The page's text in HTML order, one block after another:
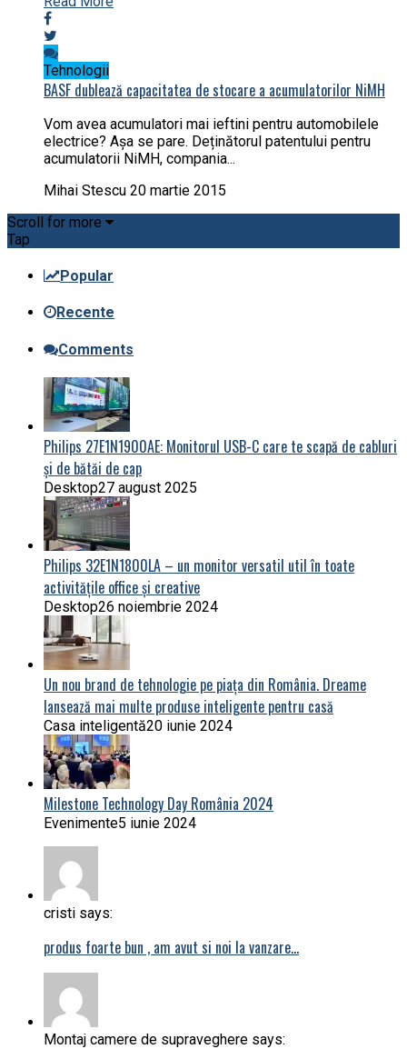
Tehnologii
BASF dublează capacitatea de stocare a acumulatorilor NiMH
Vom avea acumulatori mai ieftini pentru automobilele
electrice? Așa se pare. Deținătorul patentului pentru
acumulatorii NiMH, compania...
Mihai Stescu 20 martie 2015
Scroll for more
Tap
Popular
Recente
Comments
Philips 27E1N1900AE: Monitorul USB-C care te scapă de cabluri
și de bătăi de cap
Desktop27 august 2025
Philips 32E1N1800LA – un monitor versatil util în toate
activitățile office și creative
Desktop26 noiembrie 2024
Un nou brand de tehnologie pe piața din România. Dreame
lansează mai multe produse inteligente pentru casă
Casa inteligentă20 iunie 2024
Milestone Technology Day România 2024
Evenimente5 iunie 2024
cristi says:
produs foarte bun , am avut si noi la vanzare…
Montaj camere de supraveghere says: